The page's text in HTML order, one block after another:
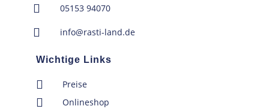
05153 94070
info@rasti-land.de
Wichtige Links
Preise
Onlineshop